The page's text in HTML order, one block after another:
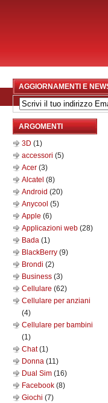
AGGIORNAMENTI E
ARGOMENTI
3D (1)
accessori (5)
Acer (3)
Alcatel (8)
Android (20)
Anycool (5)
Apple (6)
Applicazioni web (28)
Bada (1)
BlackBerry (9)
Brondi (2)
Business (3)
Cellulare (62)
Cellulare per anziani
(4)
Cellulare per bambini
(1)
Chat(1)
Donna (11)
Dual Sim (16)
Facebook (8)
Giochi (7)